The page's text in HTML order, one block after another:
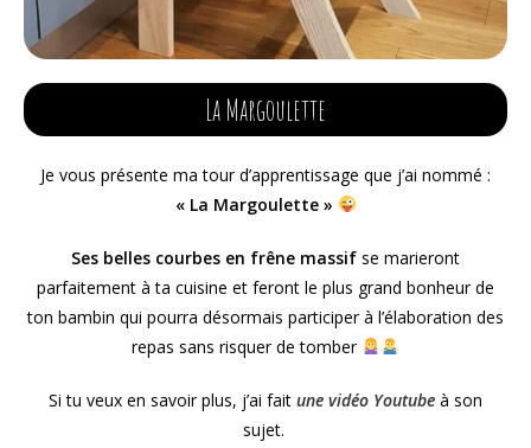
La Margoulette
Je vous présente ma tour d’apprentissage que j’ai nommé :
« La Margoulette »
Ses belles courbes en frêne massif se marieront
parfaitement à ta cuisine et feront le plus grand bonheur de
ton bambin qui pourra désormais participer à l’élaboration des
repas sans risquer de tomber
Si tu veux en savoir plus, j’ai fait une vidéo Youtube à son
sujet.